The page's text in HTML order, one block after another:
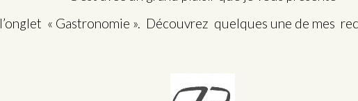
l’onglet « Gastronomie ». Découvrez quelques une de mes